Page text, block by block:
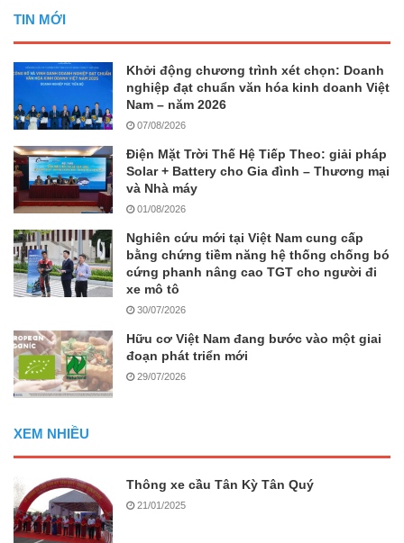
TIN MỚI
Khởi động chương trình xét chọn: Doanh
nghiệp đạt chuẩn văn hóa kinh doanh Việt
Nam – năm 2026
07/08/2026
Điện Mặt Trời Thế Hệ Tiếp Theo: giải pháp
Solar + Battery cho Gia đình – Thương mại
và Nhà máy
01/08/2026
Nghiên cứu mới tại Việt Nam cung cấp
bằng chứng tiềm năng hệ thống chống bó
cứng phanh nâng cao TGT cho người đi
xe mô tô
30/07/2026
Hữu cơ Việt Nam đang bước vào một giai
đoạn phát triển mới
29/07/2026
XEM NHIỀU
Thông xe cầu Tân Kỳ Tân Quý
21/01/2025